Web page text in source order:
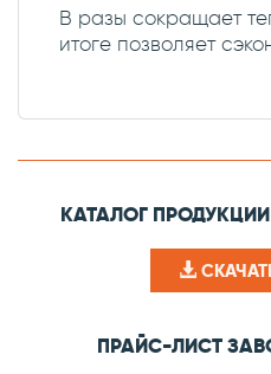
В разы сокращает
итоге позволяет
КАТАЛОГ ПРОДУКЦИИ
ПРАЙС-ЛИСТ